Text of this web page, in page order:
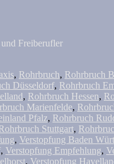
Freiberufler
, Rohrbruch, Rohrbruch
Düsseldorf, Rohrbruch
, Rohrbruch Hessen,
Marienfelde,
Pfalz, Rohrbruch
Stuttgart,
, Verstopfung Baden
, Verstopfung Empfehlung,
, Verstopfung